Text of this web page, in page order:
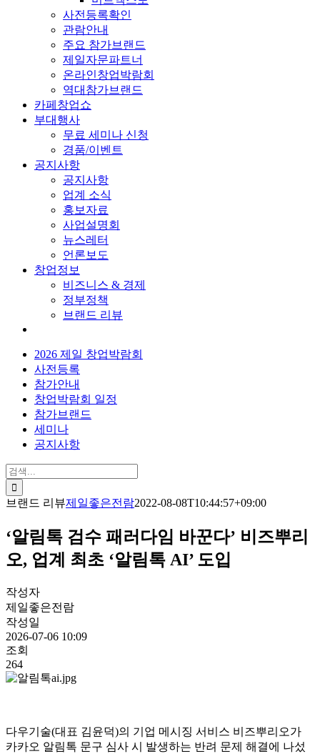
사전등록확인
관람안내
주요 참가브랜드
제일자문파트너
온라인창업박람회
역대참가브랜드
카페창업쇼
부대행사
무료 세미나 신청
경품/이벤트
공지사항
공지사항
업계 소식
홍보자료
사업설명회
뉴스레터
언론보도
창업정보
비즈니스 & 경제
정부정책
브랜드 리뷰
2026 제일 창업박람회
사전등록
참가안내
창업박람회 일정
참가브랜드
세미나
공지사항
검
색:
브랜드 리뷰제일좋은전람2022-08-08T10:44:57+09:00
‘알림톡 검수 패러다임 바꾼다’ 비즈뿌리
오, 업계 최초 ‘알림톡 AI’ 도입
작성자
제일좋은전람
작성일
2026-07-06 10:09
조회
264
다우기술(대표 김윤덕)의 기업 메시징 서비스 비즈뿌리오가
카카오 알림톡 문구 심사 시 발생하는 반려 문제 해결에 나섰